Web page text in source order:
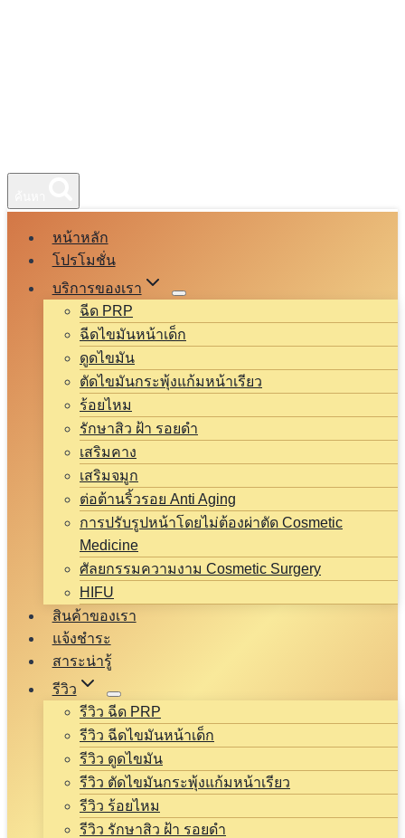
หน้าหลัก
โปรโมชั่น
บริการของเรา
ฉีด PRP
ฉีดไขมันหน้าเด็ก
ดูดไขมัน
ตัดไขมันกระพุ้งแก้มหน้าเรียว
ร้อยไหม
รักษาสิว ฝ้า รอยดำ
เสริมคาง
เสริมจมูก
ต่อต้านริ้วรอย Anti Aging
การปรับรูปหน้าโดยไม่ต้องผ่าตัด Cosmetic
Medicine
ศัลยกรรมความงาม Cosmetic Surgery
HIFU
สินค้าของเรา
แจ้งชำระ
สาระน่ารู้
รีวิว
รีวิว ฉีด PRP
รีวิว ฉีดไขมันหน้าเด็ก
รีวิว ดูดไขมัน
รีวิว ตัดไขมันกระพุ้งแก้มหน้าเรียว
รีวิว ร้อยไหม
รีวิว รักษาสิว ฝ้า รอยดำ